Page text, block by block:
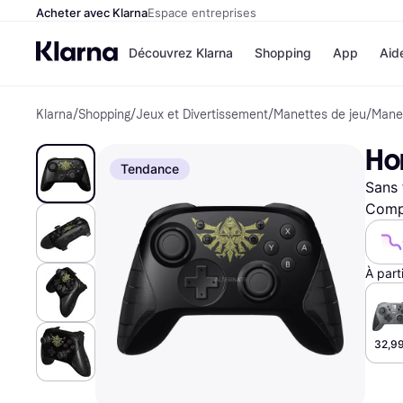
Acheter avec KlarnaEspace entreprises
Découvrez Klarna
Options de
Payer maintenant
Paiement en 3 fois
Paiement à 30 jours
Klarna sur Apple Pay
Shopping
Magasins
Airbnb
Temu
JD
Voir tous les
App
Klarna/Shopping/Jeux et Divertissement/Manettes de jeu/
Tendance
À